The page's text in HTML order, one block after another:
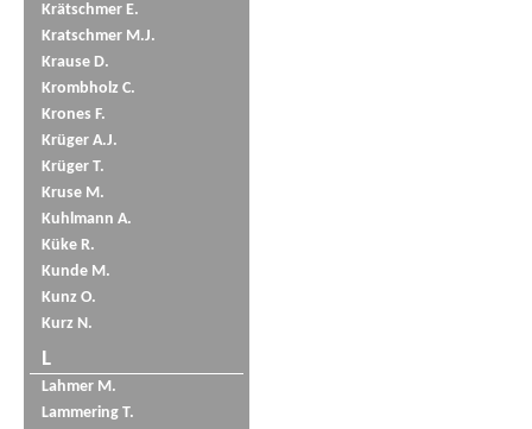
Krätschmer E.
Kratschmer M.J.
Krause D.
Krombholz C.
Krones F.
Krüger A.J.
Krüger T.
Kruse M.
Kuhlmann A.
Küke R.
Kunde M.
Kunz O.
Kurz N.
L
Lahmer M.
Lammering T.